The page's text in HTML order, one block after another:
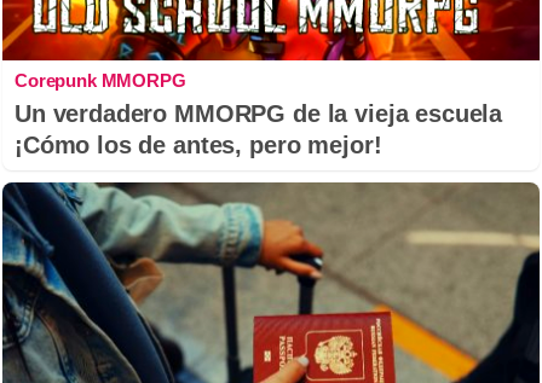
Corepunk MMORPG
Un verdadero MMORPG de la vieja escuela
¡Cómo los de antes, pero mejor!